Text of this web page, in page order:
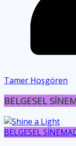
Tamer Hoşgören
BELGESEL
BELGESEL SİNEMA